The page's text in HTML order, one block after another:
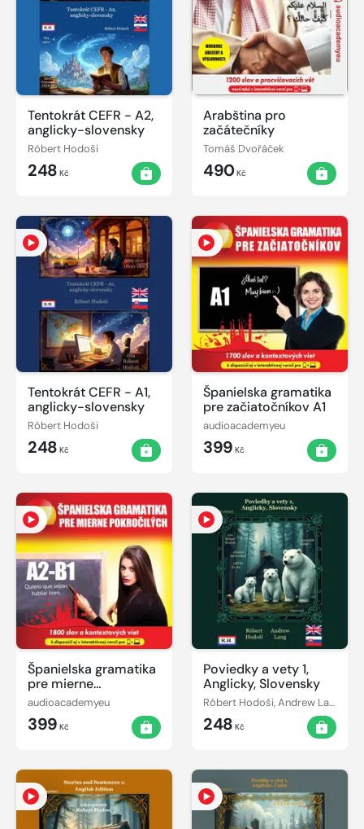
Tentokrát CEFR - A2,
anglicky-slovensky
Róbert Hodoši
248 Kč
Arabština pro
začátečníky
Tomáš Dvořáček
490Kč
Tentokrát CEFR - A1,
anglicky-slovensky
Róbert Hodoši
248 Kč
Španielska gramatika
pre začiatočníkov A1
audioacademyeu
399 Kč
Španielska gramatika
pre mierne
pokročilých A2-B1
audioacademyeu
399 Kč
Poviedky a vety 1,
Anglicky, Slovensky
Róbert Hodoši, Andrew Lang
248 Kč